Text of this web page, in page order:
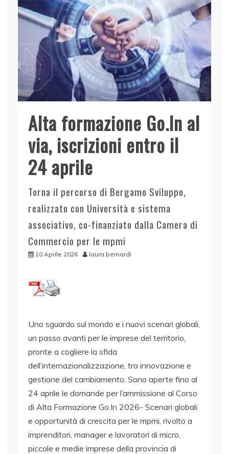
Alta formazione Go.In al
via, iscrizioni entro il
24 aprile
Torna il percorso di Bergamo Sviluppo,
realizzato con Università e sistema
associativo, co-finanziato dalla Camera di
Commercio per le mpmi
10 Aprile 2026 laura bernardi
Uno sguardo sul mondo e i nuovi scenari globali,
un passo avanti per le imprese del territorio,
pronte a cogliere la sfida
dell’internazionalizzazione, tra innovazione e
gestione del cambiamento. Sono aperte fino al
24 aprile le domande per l’ammissione al Corso
di Alta Formazione Go.In 2026- Scenari globali
e opportunità di crescita per le mpmi, rivolto a
imprenditori, manager e lavoratori di micro,
piccole e medie imprese della provincia di